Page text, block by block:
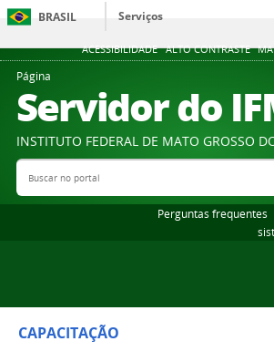
ACESSIBILIDADE ALTO CONTRASTE
BRASIL
Serviços
Página
Servidor do
INSTITUTO FEDERAL DE MATO GROSSO
Buscar no portal
Perguntas frequentes
CAPACITAÇÃO